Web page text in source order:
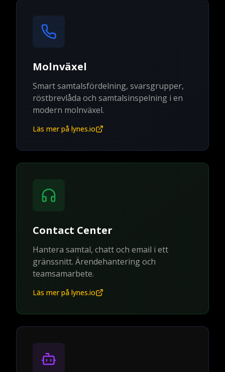
Molnväxel
Smart samtalsfördelning, svarsgrupper,
röstbrevlåda och samtalsinspelning i en
modern molnväxel.
Läs mer på lynes.io
Contact Center
Hantera samtal, chatt och email i ett
gränssnitt. Ärendehantering och
teamsamarbete.
Läs mer på lynes.io